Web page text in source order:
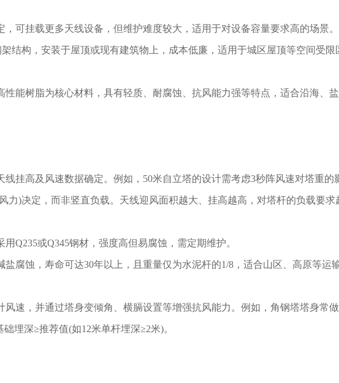
可挂载更多天线设备，但维护难度较大，适用于对设备容量要求高的场景。
结构，安装于屋顶或现有建筑物上，成本低廉，适用于城区屋顶等空间受限
性能树脂为核心材料，具有轻质、耐腐蚀、抗风能力强等特点，适合沿海、
挂高及风速数据确定。例如，50米自立塔的设计需考虑3秒阵风速对塔重的
力)决定，而非竖直负载。天线迎风面积越大、挂高越高，对塔杆的负载要求
Q235或Q345钢材，强度高但易腐蚀，需定期维护。
腐蚀，寿命可达30年以上，且重量仅为水泥杆的1/8，适合山区、高原等运
风速，并通过塔身变倾角、横膈设置等增强抗风能力。例如，角钢塔塔身常
埋深≥推荐值(如12米单杆埋深≥2米)。